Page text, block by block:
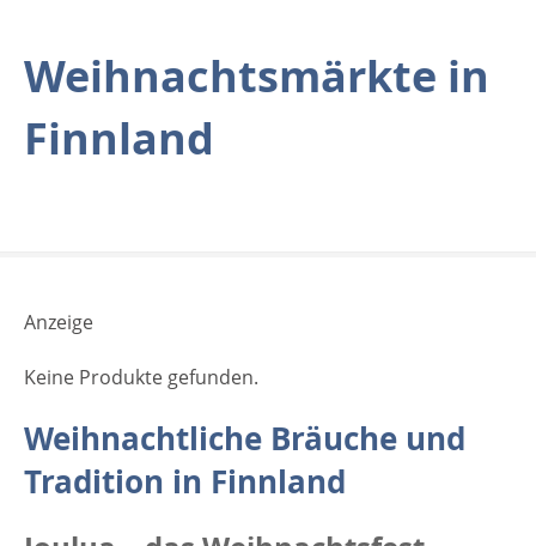
Weihnachtsmärkte in
Finnland
Anzeige
Keine Produkte gefunden.
Weihnachtliche Bräuche und
Tradition in Finnland